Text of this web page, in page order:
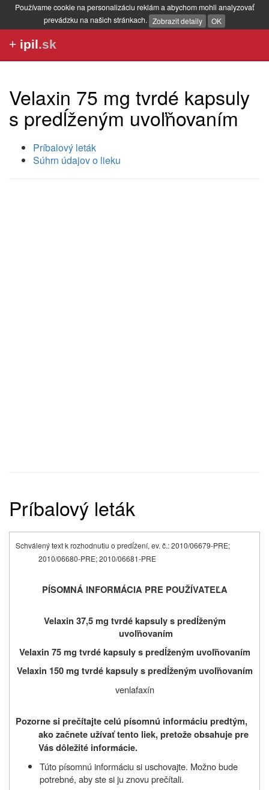
Používame cookie na personalizáciu reklám a abychom mohli analyzovať
prevádzku na našich stránkach. Zobrazit detaily OK
+ ipil.sk
Velaxin 75 mg tvrdé kapsuly
s predĺženým uvoľňovaním
Príbalový leták
Súhrn údajov o lieku
Príbalový leták
Schválený text k rozhodnutiu o predĺžení, ev. č.: 2010/06679-PRE;
2010/06680-PRE; 2010/06681-PRE
PÍSOMNÁ INFORMÁCIA PRE POUŽÍVATEĽA
Velaxin 37,5 mg tvrdé kapsuly s predĺženým
uvoľňovaním
Velaxin 75 mg tvrdé kapsuly s predĺženým uvoľňovaním
Velaxin 150 mg tvrdé kapsuly s predĺženým uvoľňovaním
venlafaxín
Pozorne si prečítajte celú písomnú informáciu predtým,
ako začnete užívať tento liek, pretože obsahuje pre
Vás dôležité informácie.
Túto písomnú informáciu si uschovajte. Možno bude
potrebné, aby ste si ju znovu prečítali.